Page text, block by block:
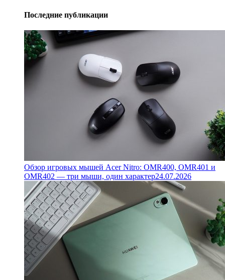
Последние публикации
Обзор игровых мышей Acer Nitro: OMR400, OMR401 и
OMR402 — три мыши, один характер24.07.2026